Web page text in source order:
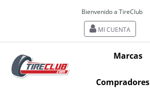
Bienvenido a TireClub
MI CUENTA
Marcas
Compradores